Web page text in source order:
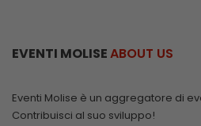
EVENTI MOLISEABOUT US
Eventi Molise è un aggregatore di
Contribuisci al suo sviluppo!